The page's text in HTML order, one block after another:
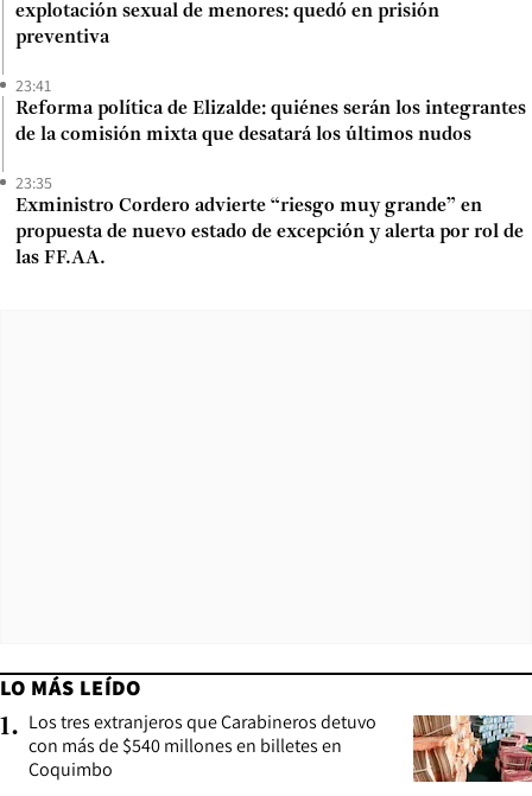
explotación sexual de menores: quedó en prisión
preventiva
23:41
Reforma política de Elizalde: quiénes serán los integrantes
de la comisión mixta que desatará los últimos nudos
23:35
Exministro Cordero advierte “riesgo muy grande” en
propuesta de nuevo estado de excepción y alerta por rol de
las FF.AA.
LO MÁS LEÍDO
1. Los tres extranjeros que Carabineros detuvo
con más de $540 millones en billetes en
Coquimbo